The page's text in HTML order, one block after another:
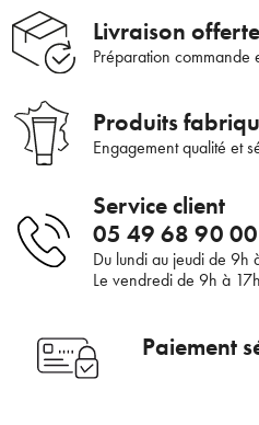
Supprimer le
Voulez-vous vraiment
panier ?
Livraison
Préparation commande
Produits
Engagement qualité et
Service client
05 49 68 90 00
Du lundi au jeudi de 9h
Le vendredi de 9h à 17h
Paiement
nouveautés ou
bénéficier de nos
JE
En renseignant votre adresse e-
communications par e-